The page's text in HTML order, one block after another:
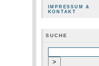
IMPRESSUM &
KONTAKT
SUCHE